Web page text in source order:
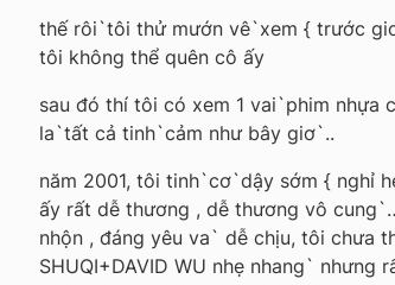
thế rôi`tôi thử mướn vê`xem { trước
tôi không thể quên cô ấy
sau đó thí tôi có xem 1 vai`phim nhựa
la`tất cả tinh`cảm như bây giơ`..
năm 2001, tôi tinh`cơ`dậy sớm { nghỉ
ấy rất dễ thương , dễ thương vô
nhộn , đáng yêu va` dễ chịu, tôi chưa
SHUQI+DAVID WU nhẹ nhang`